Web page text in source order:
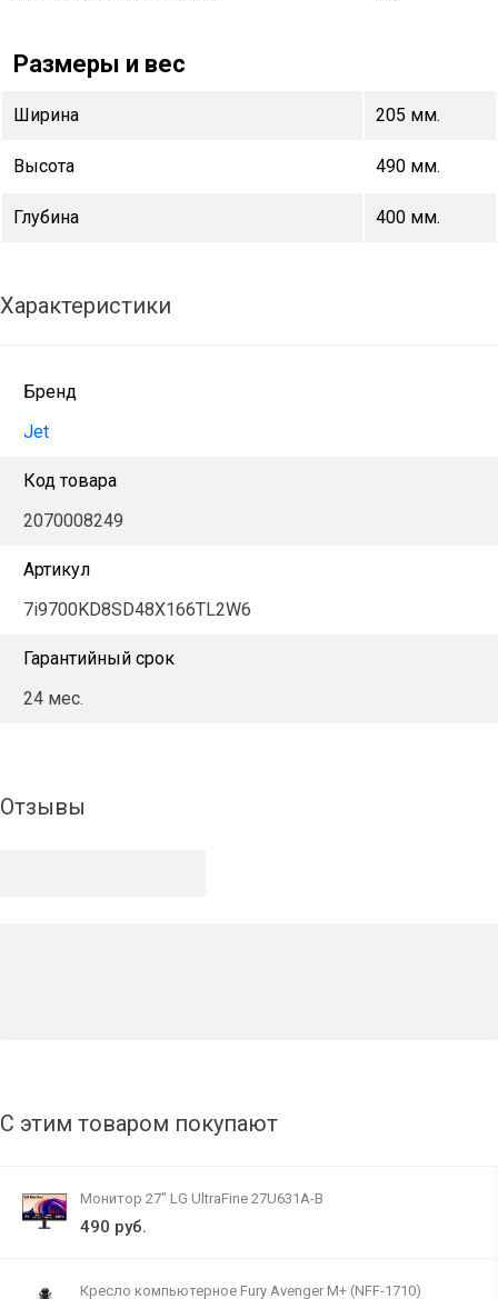
Размеры и вес
Ширина 205 мм.
Высота 490 мм.
Глубина 400 мм.
Характеристики
Бренд
Jet
Код товара
2070008249
Артикул
7i9700KD8SD48X166TL2W6
Гарантийный срок
24 мес.
Отзывы
С этим товаром покупают
Монитор 27" LG UltraFine 27U631A-B
490 руб.
Кресло компьютерное Fury Avenger M+ (NFF-1710)